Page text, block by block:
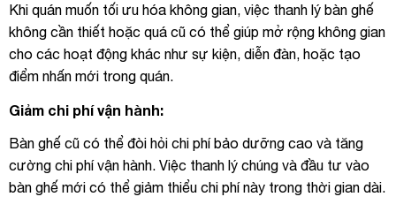
Khi quán muốn tối ưu hóa không gian, việc thanh lý bàn ghế
không cần thiết hoặc quá cũ có thể giúp mở rộng không gian
cho các hoạt động khác như sự kiện, diễn đàn, hoặc tạo
điểm nhấn mới trong quán.
Giảm chi phí vận hành:
Bàn ghế cũ có thể đòi hỏi chi phí bảo dưỡng cao và tăng
cường chi phí vận hành. Việc thanh lý chúng và đầu tư vào
bàn ghế mới có thể giảm thiểu chi phí này trong thời gian dài.